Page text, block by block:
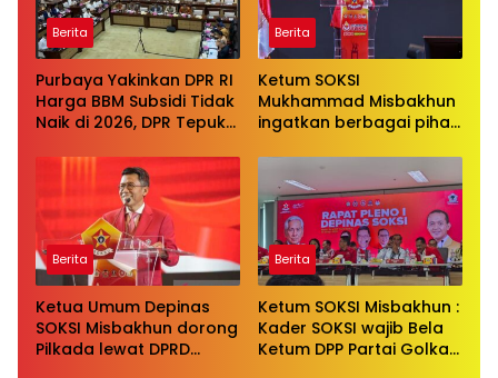
Berita
Purbaya Yakinkan DPR RI
Harga BBM Subsidi Tidak
Naik di 2026, DPR Tepuk
Berita
Ketum SOKSI
Mukhammad Misbakhun
ingatkan berbagai pihak
serangan bersifat
pribadi kepada Ketua
Golkar Bahlil Lahadalia
Berita
Ketua Umum Depinas
SOKSI Misbakhun dorong
Pilkada lewat DPRD
Berita
Ketum SOKSI Misbakhun :
Kader SOKSI wajib Bela
Ketum DPP Partai Golkar